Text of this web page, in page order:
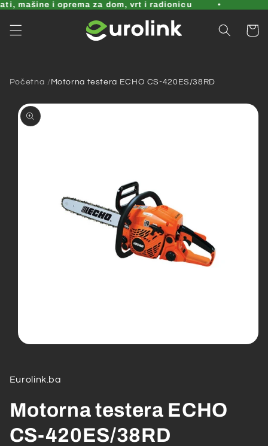
Pređi
sadržaj
mašine i oprema za dom, vrt i radionicu
Korpa
Početna Motorna testera ECHO CS-420ES/38RD
informacije
modal
Eurolink.ba
Motorna testera ECHO
CS-420ES/38RD